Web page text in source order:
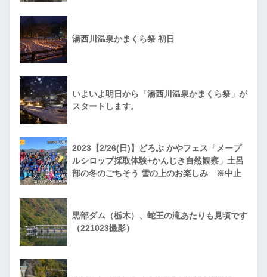
湯西川温泉かまくら祭 初日
いよいよ明日から「湯西川温泉かまくら祭」が
スタートします。
2023【2/26(日)】どろぶ かやフェス「メープ
ルシロップ採取体験+かんじき自然観察」土呂
部の冬のごちそう 雪の上のお楽しみ ※中止
黒部ダム（栃木）、蛇王の滝あたりも見頃です
（221023撮影）